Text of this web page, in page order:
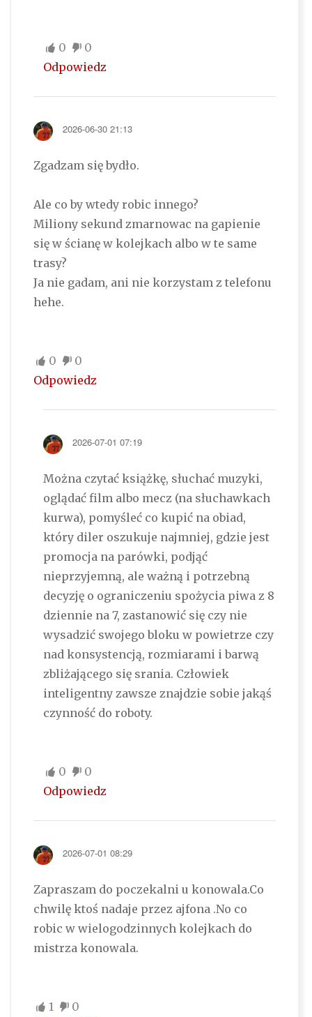
0
0
Odpowiedz
2026-06-30 21:13
Zgadzam się bydło.
Ale co by wtedy robic innego?
Miliony sekund zmarnowac na gapienie
się w ścianę w kolejkach albo w te same
trasy?
Ja nie gadam, ani nie korzystam z telefonu
hehe.
0
0
Odpowiedz
2026-07-01 07:19
Można czytać książkę, słuchać muzyki,
oglądać film albo mecz (na słuchawkach
kurwa), pomyśleć co kupić na obiad,
który diler oszukuje najmniej, gdzie jest
promocja na parówki, podjąć
nieprzyjemną, ale ważną i potrzebną
decyzję o ograniczeniu spożycia piwa z 8
dziennie na 7, zastanowić się czy nie
wysadzić swojego bloku w powietrze czy
nad konsystencją, rozmiarami i barwą
zbliżającego się srania. Człowiek
inteligentny zawsze znajdzie sobie jakąś
czynność do roboty.
0
0
Odpowiedz
2026-07-01 08:29
Zapraszam do poczekalni u konowala.Co
chwilę ktoś nadaje przez ajfona .No co
robic w wielogodzinnych kolejkach do
mistrza konowala.
1
0